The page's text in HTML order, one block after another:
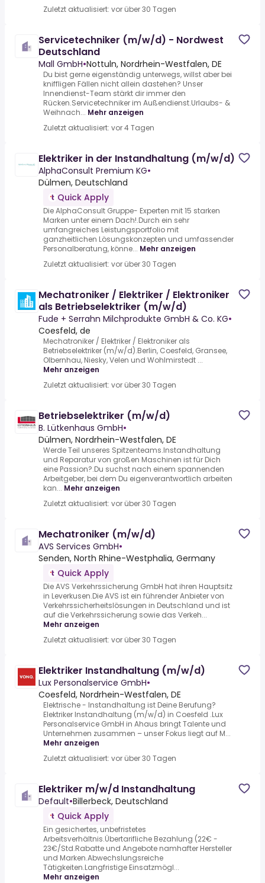
Zuletzt aktualisiert: vor über 30 Tagen
Servicetechniker (m/w/d) - Nordwest
Deutschland
Mall GmbH•Nottuln, Nordrhein-Westfalen, DE
Du bist gerne eigenständig unterwegs, willst aber bei
kniffligen Fällen nicht allein dastehen? Unser
Innendienst-Team stärkt dir immer den
Rücken.Servicetechniker im Außendienst.Urlaubs- &
Weihnach... Mehr anzeigen
Zuletzt aktualisiert: vor 4 Tagen
Elektriker in der Instandhaltung (m/w/d)
AlphaConsult Premium KG•
Dülmen, Deutschland
Quick Apply
Die AlphaConsult Gruppe- Experten mit 15 starken
Marken unter einem Dach!.Durch ein sehr
umfangreiches Leistungsportfolio mit
ganzheitlichen Lösungskonzepten und umfassender
Personalberatung, könne... Mehr anzeigen
Zuletzt aktualisiert: vor über 30 Tagen
Mechatroniker / Elektriker / Elektroniker
als Betriebselektriker (m/w/d)
Fude + Serrahn Milchprodukte GmbH & Co. KG•
Coesfeld, de
Mechatroniker / Elektriker / Elektroniker als
Betriebselektriker (m/w/d).Berlin, Coesfeld, Gransee,
Olbernhau, Niesky, Velen und Wohlmirstedt ...
Mehr anzeigen
Zuletzt aktualisiert: vor über 30 Tagen
Betriebselektriker (m/w/d)
B. Lütkenhaus GmbH•
Dülmen, Nordrhein-Westfalen, DE
Werde Teil unseres Spitzenteams.Instandhaltung
und Reparatur von großen Maschinen ist für Dich
eine Passion?.Du suchst nach einem spannenden
Arbeitgeber, bei dem Du eigenverantwortlich arbeiten
kan... Mehr anzeigen
Zuletzt aktualisiert: vor über 30 Tagen
Mechatroniker (m/w/d)
AVS Services GmbH•
Senden, North Rhine-Westphalia, Germany
Quick Apply
Die AVS Verkehrssicherung GmbH hat ihren Hauptsitz
in Leverkusen.Die AVS ist ein führender Anbieter von
Verkehrssicherheitslösungen in Deutschland und ist
auf die Verkehrssicherung sowie das Verkeh...
Mehr anzeigen
Zuletzt aktualisiert: vor über 30 Tagen
Elektriker Instandhaltung (m/w/d)
Lux Personalservice GmbH•
Coesfeld, Nordrhein-Westfalen, DE
Elektrische - Instandhaltung ist Deine Berufung?
Elektriker Instandhaltung (m/w/d) in Coesfeld .Lux
Personalservice GmbH in Ahaus bringt Talente und
Unternehmen zusammen – unser Fokus liegt auf M...
Mehr anzeigen
Zuletzt aktualisiert: vor über 30 Tagen
Elektriker m/w/d Instandhaltung
Default•Billerbeck, Deutschland
Quick Apply
Ein gesichertes, unbefristetes
Arbeitsverhältnis.Übertarifliche Bezahlung (22€ -
23€/Std.Rabatte und Angebote namhafter Hersteller
und Marken.Abwechslungsreiche
Tätigkeiten.Langfristige Einsatzmögl...
Mehr anzeigen